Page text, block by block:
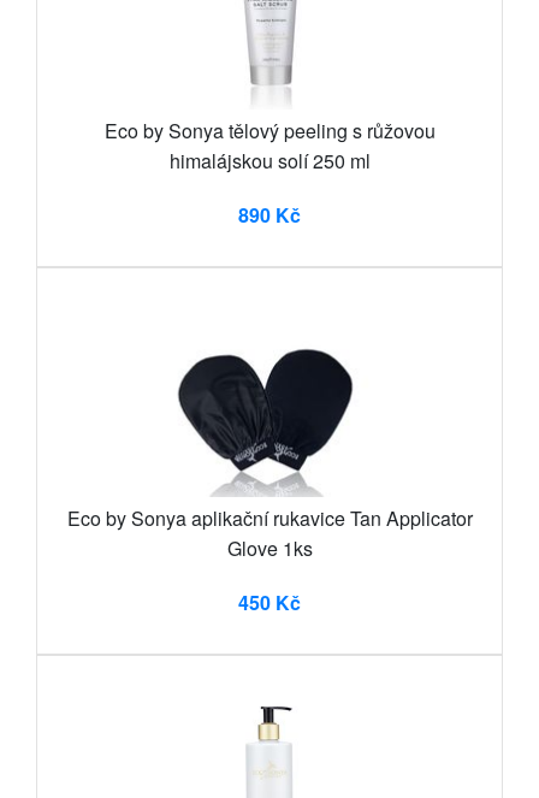
Eco by Sonya tělový peeling s růžovou
himalájskou solí 250 ml
890 Kč
Eco by Sonya aplikační rukavice Tan Applicator
Glove 1ks
450 Kč